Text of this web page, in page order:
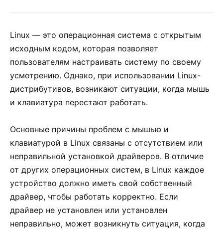
Linux — это операционная система с открытым
исходным кодом, которая позволяет
пользователям настраивать систему по своему
усмотрению. Однако, при использовании Linux-
дистрибутивов, возникают ситуации, когда мышь
и клавиатура перестают работать.
Основные причины проблем с мышью и
клавиатурой в Linux связаны с отсутствием или
неправильной установкой драйверов. В отличие
от других операционных систем, в Linux каждое
устройство должно иметь свой собственный
драйвер, чтобы работать корректно. Если
драйвер не установлен или установлен
неправильно, может возникнуть ситуация, когда